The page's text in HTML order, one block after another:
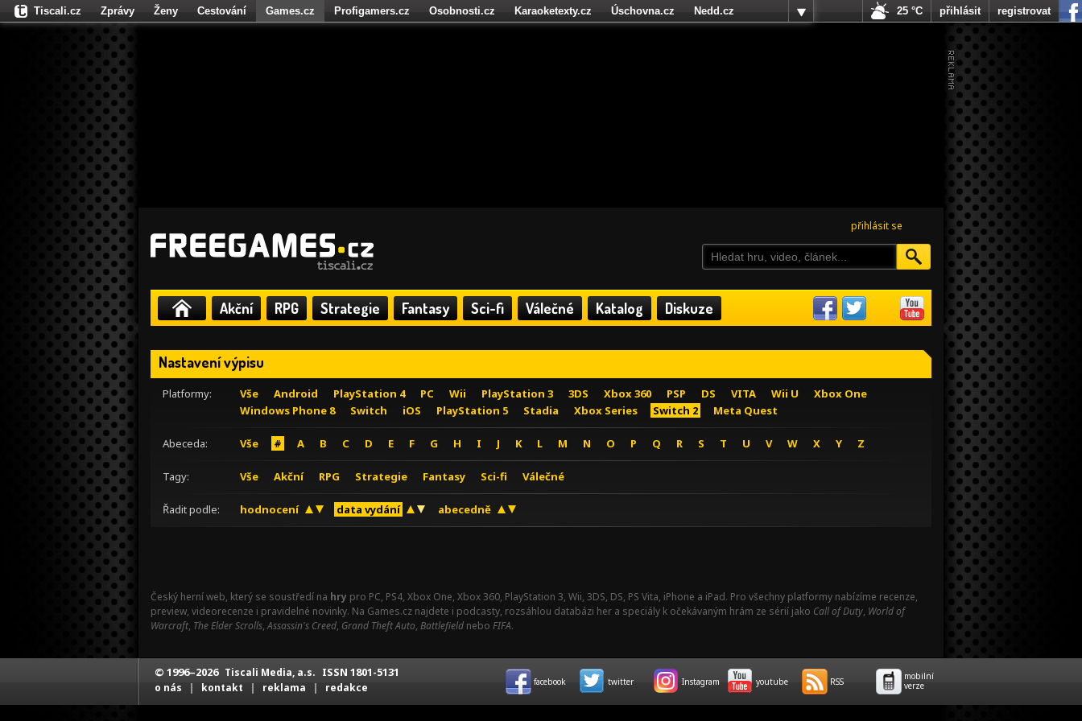
přihlásit se
Akční RPG Strategie Fantasy Sci-fi Válečné Katalog Diskuze
Nastavení výpisu
Platformy: Vše Android PlayStation 4 PC Wii PlayStation 3 3DS Xbox 360 PSP DS VITA Wii U
Xbox One
Windows Phone 8
Switch iOS PlayStation 5 Stadia Xbox Series Switch 2 Meta Quest
Abeceda: Vše # A B C D E F G H I J K L M N O P Q R S T U V W X Y Z
Tagy: Vše Akční RPG Strategie Fantasy Sci-fi Válečné
Řadit podle: hodnocení data vydání abecedně
Český herní web, který se soustředí na hry pro PC, PS4, Xbox One, Xbox 360, PlayStation 3, Wii, 3DS, DS, PS Vita, iPhone a iPad. Pro všechny platformy nabízíme recenze,
preview, videorecenze i pravidelné novinky. Na Games.cz najdete i podcasty, rozsáhlou databázi her a speciály k očekávaným hrám ze sérií jako Call of Duty, World of
Warcraft, The Elder Scrolls,Assassin's Creed, Grand Theft Auto, Battlefield nebo FIFA.
Tiscali.cz Zprávy Ženy Cestování Games.cz Profigamers.cz Osobnosti.cz Karaoketexty.cz Úschovna.cz
Nedd.cz
Fights.cz
25 °C přihlásit registrovat
© 1996–2026 Tiscali Media, a.s. ISSN 1801-5131
o nás | kontakt | reklama | redakce facebook twitter Instagram youtube RSS
mobilní
verze